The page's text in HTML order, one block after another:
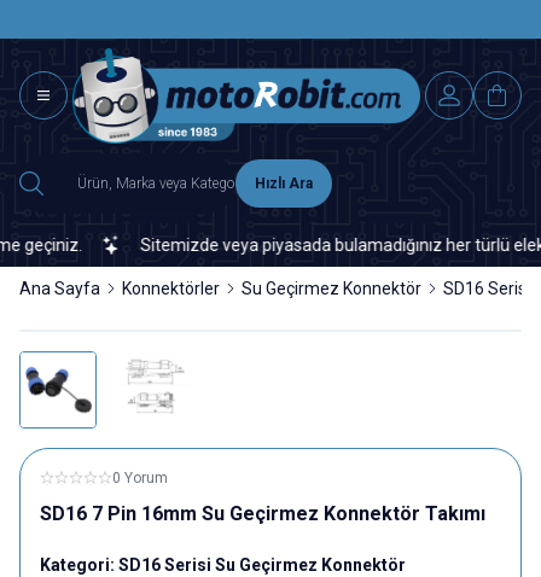
Hızlı Ara
Sitemizde veya piyasada bulamadığınız her türlü
Ana Sayfa Konnektörler Su Geçirmez Konnektör SD16 Serisi
0 Yorum
SD16 7 Pin 16mm Su Geçirmez Konnektör Takımı
Kategori: SD16 Serisi Su Geçirmez Konnektör